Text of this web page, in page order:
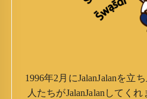
1996年2月にJalanJalanを立
人たちがJalanJalanしてく